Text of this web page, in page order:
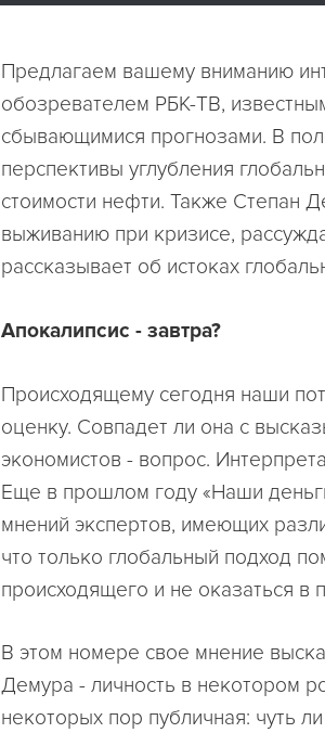
Предлагаем вашему вниманию
обозревателем РБК-ТВ,
сбывающимися прогнозами. В
перспективы углубления
стоимости нефти. Также Степан
выживанию при кризисе,
рассказывает об истоках
Апокалипсис - завтра?
Происходящему сегодня наши
оценку. Совпадет ли она с
экономистов - вопрос.
Еще в прошлом году «Наши
мнений экспертов, имеющих
что только глобальный подход
происходящего и не оказаться в
В этом номере свое мнение
Демура - личность в некотором
некоторых пор публичная: чуть